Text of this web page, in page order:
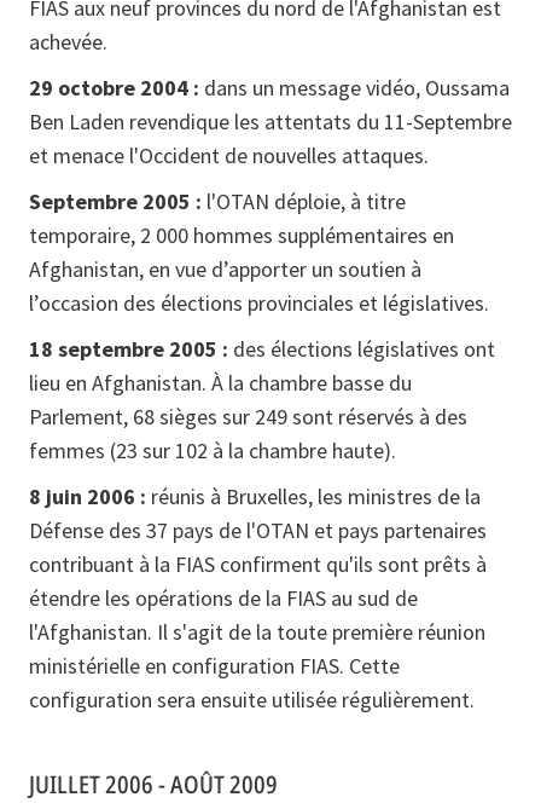
FIAS aux neuf provinces du nord de l'Afghanistan est
achevée.
29 octobre 2004 : dans un message vidéo, Oussama
Ben Laden revendique les attentats du 11‑Septembre
et menace l'Occident de nouvelles attaques.
Septembre 2005 : l'OTAN déploie, à titre
temporaire, 2 000 hommes supplémentaires en
Afghanistan, en vue d’apporter un soutien à
l’occasion des élections provinciales et législatives.
18 septembre 2005 : des élections législatives ont
lieu en Afghanistan. À la chambre basse du
Parlement, 68 sièges sur 249 sont réservés à des
femmes (23 sur 102 à la chambre haute).
8 juin 2006 : réunis à Bruxelles, les ministres de la
Défense des 37 pays de l'OTAN et pays partenaires
contribuant à la FIAS confirment qu'ils sont prêts à
étendre les opérations de la FIAS au sud de
l'Afghanistan. Il s'agit de la toute première réunion
ministérielle en configuration FIAS. Cette
configuration sera ensuite utilisée régulièrement.
JUILLET 2006 - AOÛT 2009